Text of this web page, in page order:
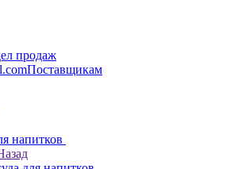
продаж
Поставщикам
напитков